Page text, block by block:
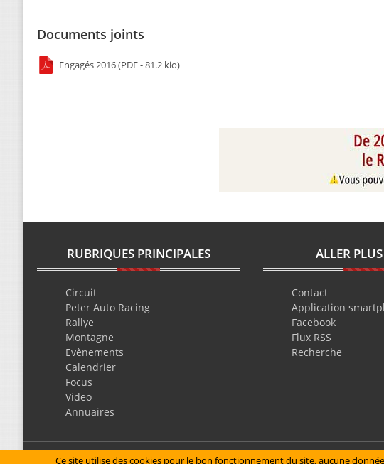
Documents joints
Engagés 2016 (PDF - 81.2 kio)
RUBRIQUES PRINCIPALES
Circuit
Peter Auto Racing
Rallye
Montagne
Evènements
Calendrier
Focus
Video
Annuaires
ALLER
Contact
Application
Facebook
Flux RSS
Recherche
Mentions légales
Ce site utilise des cookies pour le bon fonctionnement du site, aucune